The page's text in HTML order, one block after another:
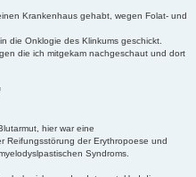
Krankenhaus gehabt, wegen Folat- und
die Onklogie des Klinkums geschickt.
die ich mitgekam nachgeschaut und dort
hier war eine
Reifungsstörung der Erythropoese und
Syndroms.